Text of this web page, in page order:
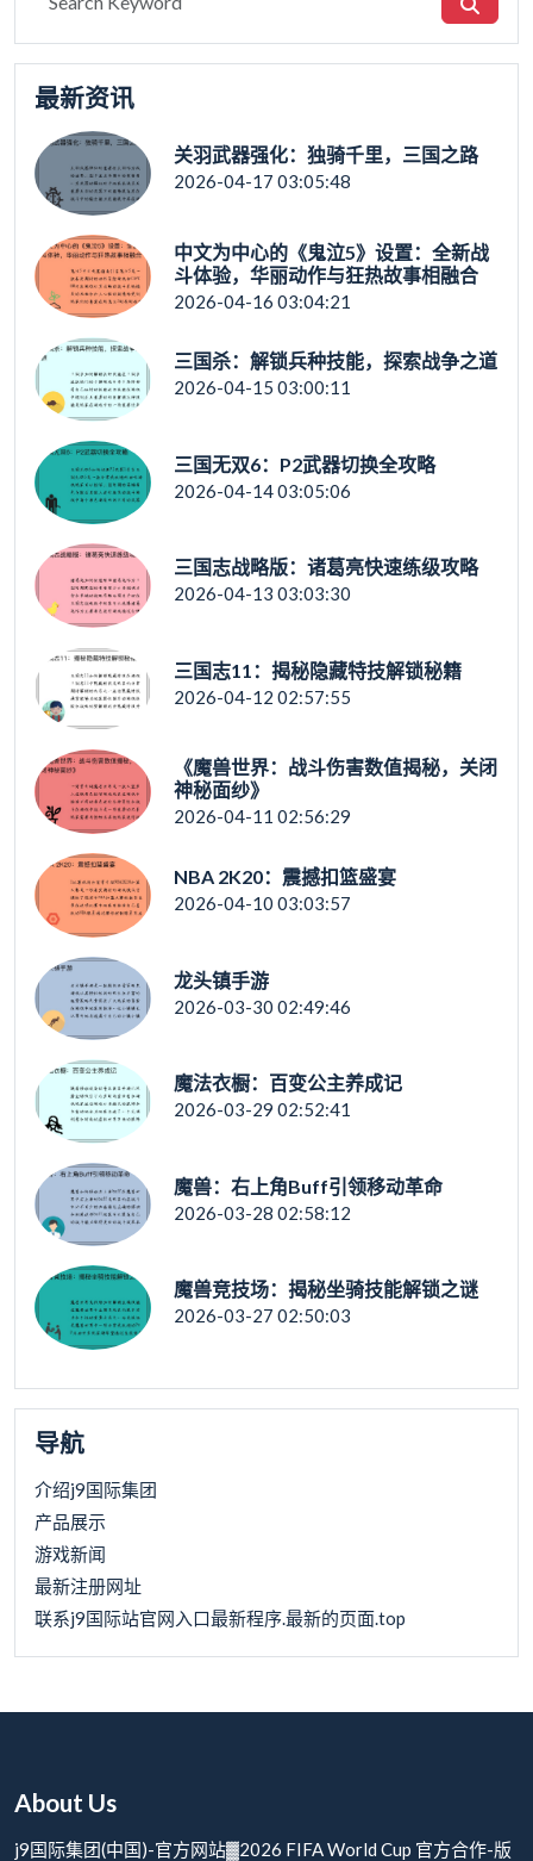
最新资讯
关羽武器强化：独骑千里，三国之路
2026-04-17 03:05:48
中文为中心的《鬼泣5》设置：全新战
斗体验，华丽动作与狂热故事相融合
2026-04-16 03:04:21
三国杀：解锁兵种技能，探索战争之道
2026-04-15 03:00:11
三国无双6：P2武器切换全攻略
2026-04-14 03:05:06
三国志战略版：诸葛亮快速练级攻略
2026-04-13 03:03:30
三国志11：揭秘隐藏特技解锁秘籍
2026-04-12 02:57:55
《魔兽世界：战斗伤害数值揭秘，关闭
神秘面纱》
2026-04-11 02:56:29
NBA 2K20：震撼扣篮盛宴
2026-04-10 03:03:57
龙头镇手游
2026-03-30 02:49:46
魔法衣橱：百变公主养成记
2026-03-29 02:52:41
魔兽：右上角Buff引领移动革命
2026-03-28 02:58:12
魔兽竞技场：揭秘坐骑技能解锁之谜
2026-03-27 02:50:03
导航
介绍j9国际集团
产品展示
游戏新闻
最新注册网址
联系j9国际站官网入口最新程序.最新的页面.top
About Us
j9国际集团(中国)-官方网站▓2026 FIFA World Cup 官方合作-版